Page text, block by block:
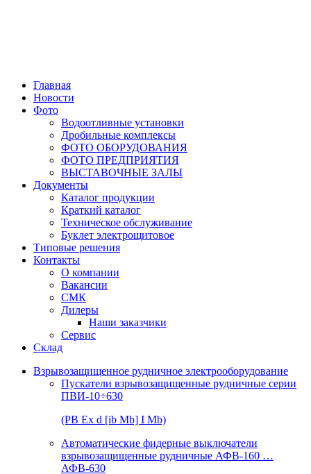
Главная
Новости
Фото
Водоотливные установки
Дробильные комплексы
ФОТО ОБОРУДОВАНИЯ
ФОТО ПРЕДПРИЯТИЯ
ВЫСТАВОЧНЫЕ ЗАЛЫ
Документы
Каталог продукции
Краткий каталог
Техническое обслуживание
Буклет электрощитовое
Типовые решения
Контакты
О компании
Вакансии
СМК
Дилеры
Наши заказчики
Сервис
Склад
Взрывозащищенное рудничное электрооборудование
Пускатели взрывозащищенные рудничные серии
ПВИ-10÷630
(РВ Ex d [ib Mb] I Mb)
Автоматические фидерные выключатели
взрывозащищенные рудничные АФВ-160 …
АФВ-630